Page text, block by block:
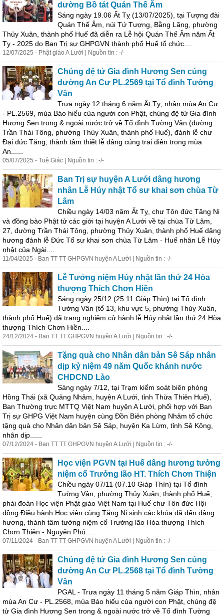
dường Bồ tát Quán Thế Âm
Sáng ngày 19.06 Ất Tỵ (13/07/2025), tại Tượng đài
Quán Thế Âm, núi Tứ Tượng, Bằng Lãng, phường
Thủy Xuân thành phố Huế đã diễn ra Lễ hội Quán Thế Âm năm Ất
Tỵ - 2025 do Ban Trị sự GHPGVN thành phố Huế tổ chức....
12/07/2025 - Phật giáo A Lưới | Nguồn tin : -/-
Chúng đệ tử Gia đình Hương Sen cúng
dường An Cư PL.2569 tại Tổ đình Tường
Vân
Trưa ngày 12 tháng 6 năm Ất Tỵ, nhân mùa An Cư
- PL.2569, mùa Báo hiếu của người con Phật, chúng đệ tử Gia đình
Hương Sen trong & ngoài nước trở về Tổ đình Tường Vân (đường
Trần Thái Tông, phường Thủy Xuân thành phố Huế), đảnh lễ chư
Đại đức Tăng, thành tâm thiết lễ dâng cúng trai diên trong mùa
An......
05/07/2025 - Tuệ Giác | Nguồn tin : -/-
Ban Trị sự huyện A Lưới dâng hương
nhân Lễ Húy nhật Tổ sư khai sơn chùa Từ
Lâm
Chiều ngày 14/03 năm Ất Tỵ, chư Tôn đức Tăng Ni
và đồng bào Phật tử các giới tại huyện A Lưới về tại chùa Từ Lâm,
27, đường Trần Thái Tông, phường Thủy Xuân thành phố Huế dâng
hương đảnh lễ Đức Tổ sư khai sơn chùa Từ Lâm - Huế nhân Lễ Húy
nhật của Ngài....
11/04/2025 - Ban TT TT GHPGVN huyện A Lưới | Nguồn tin : -/-
Lễ Tưởng niệm Húy nhật lần thứ 24 Hòa
thượng Thích Chơn Hiền
Sáng ngày 25/12 (25.11 Giáp Thìn) tại Tổ đình
Tường Vân (tổ 13, khu vực 5, phường Thủy Xuân
thành phố Huế) đã trang nghiêm cử hành lễ Húy nhật lần thứ 24 Hòa
thượng Thích Chơn Hiền....
24/12/2024 - Ban TT TT GHPGVN huyện A Lưới | Nguồn tin : -/-
Tặng quà cho Nhân dân bản Sê Sáp nhân
dịp kỷ niệm 49 năm Quốc khánh nước
CHDCND Lào
Sáng ngày 7/12, tại Trạm kiểm soát biên phòng
Hồng Thái (xã Quảng Nhâm, huyện A Lưới, tỉnh Thừa Thiên Huế),
Ban Thường trực MTTQ Việt Nam huyện A Lưới, phối hợp với Ban
Trị sự GHPG Việt Nam huyện cùng Đồn Biên phòng Nhâm tổ chức
tặng quà cho Nhân dân bản Sê Sáp, huyện Ka Lừm, tỉnh Sê Kông,
nhân dịp......
07/12/2024 - Ban TT TT GHPGVN huyện A Lưới | Nguồn tin : -/-
Học viện PGVN tại Huế dâng hương tưởng
niệm cố Trưởng lão HT. Thích Chơn Thiện
Chiều ngày 07/11 (07.10 Giáp Thìn) tại Tổ đình
Tường Vân, phường Thủy Xuân thành phố Huế;
phái đoàn Học viện Phật giáo Việt Nam tại Huế chư Tôn đức Hội
đồng Điều hành Học viện cùng Tăng Ni sinh các khóa đã đến dâng
hương, thành tâm tưởng niệm cố Trưởng lão Hòa thượng Thích
Chơn Thiện - Nguyên Phó......
07/11/2024 - Ban TT TT GHPGVN huyện A Lưới | Nguồn tin : -/-
Chúng đệ tử Gia đình Hương Sen cúng
dường An Cư PL.2568 tại Tổ đình Tường
Vân
PGAL - Trưa ngày 11 tháng 5 năm Giáp Thìn, nhân
mùa An Cư - PL.2568, mùa Báo hiếu của người con Phật, chúng đệ
tử Gia đình Hương Sen trong & ngoài nước trở về Tổ đình Tường